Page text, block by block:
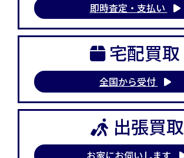
即時査定・支払い
宅配買取
全国から受付
出張買取